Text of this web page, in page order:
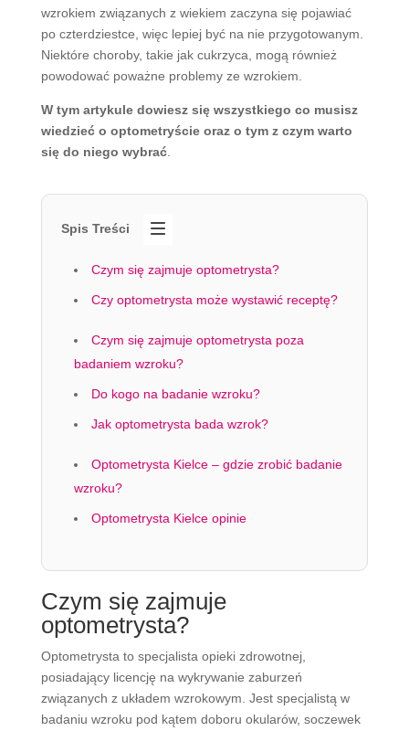
wzrokiem związanych z wiekiem zaczyna się pojawiać
po czterdziestce, więc lepiej być na nie przygotowanym.
Niektóre choroby, takie jak cukrzyca, mogą również
powodować poważne problemy ze wzrokiem.
W tym artykule dowiesz się wszystkiego co musisz
wiedzieć o optometryście oraz o tym z czym warto
się do niego wybrać.
Spis Treści
Czym się zajmuje optometrysta?
Czy optometrysta może wystawić receptę?
Czym się zajmuje optometrysta poza
badaniem wzroku?
Do kogo na badanie wzroku?
Jak optometrysta bada wzrok?
Optometrysta Kielce – gdzie zrobić badanie
wzroku?
Optometrysta Kielce opinie
Czym się zajmuje
optometrysta?
Optometrysta to specjalista opieki zdrowotnej,
posiadający licencję na wykrywanie zaburzeń
związanych z układem wzrokowym. Jest specjalistą w
badaniu wzroku pod kątem doboru okularów, soczewek